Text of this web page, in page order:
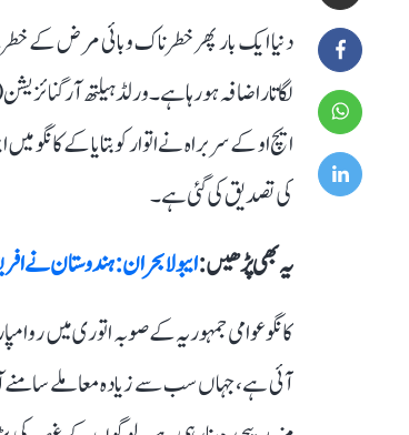
دنیا ایک بار پھر خطرناک وبائی مرض کے
لگاتار اضافہ ہو رہا ہے۔ ورلڈ ہیلتھ
کی تصدیق کی گئی ہے۔
یہ بھی پڑھیں :ایبولا بحران: ہندوستان نے
کانگو عوامی جمہوریہ کے صوبہ اتوری میں
آئی ہے، جہاں سب سے زیادہ معاملے سامنے